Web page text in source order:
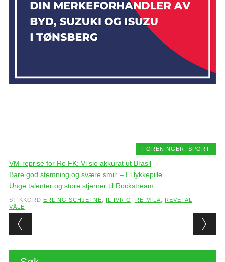
FORENINGER ,SPORT
VM-reprise for Re FK: Vi slo akkurat ut Brasil
Bare god stemning og svære smil: – Ei lykkepille
Unge talenter og store stjerner til Rockstream
STIKKORD ERLING SCHJETNE IL IVRIG RE-MILA REVETAL
VÅLE
Post navigation